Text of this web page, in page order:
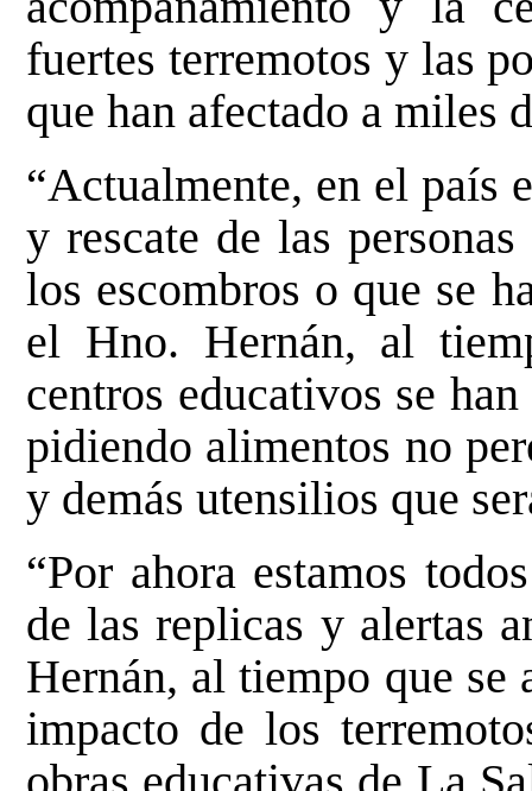
fuertes terremotos y las
que han afectado a miles
“Actualmente, en el país
y rescate de las
los escombros o que se
el Hno. Hernán, al
centros educativos se
pidiendo alimentos no
y demás utensilios que
“Por ahora estamos
de las replicas y alertas
Hernán, al tiempo que se
impacto de los